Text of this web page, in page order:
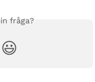
fråga?
😃